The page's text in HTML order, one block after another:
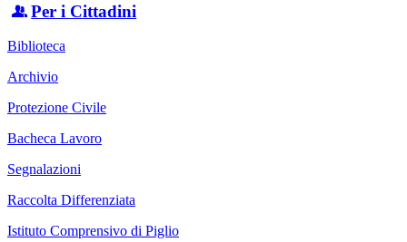
Per i Cittadini
Biblioteca
Archivio
Protezione Civile
Bacheca Lavoro
Segnalazioni
Raccolta Differenziata
Istituto Comprensivo di Piglio